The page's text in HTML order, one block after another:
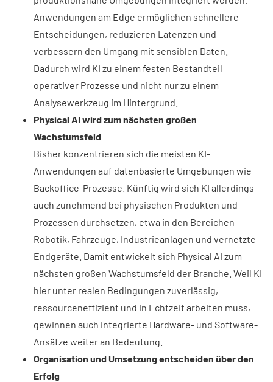
Anwendungen am Edge ermöglichen schnellere
Entscheidungen, reduzieren Latenzen und
verbessern den Umgang mit sensiblen Daten.
Dadurch wird KI zu einem festen Bestandteil
operativer Prozesse und nicht nur zu einem
Analysewerkzeug im Hintergrund.
Physical AI wird zum nächsten großen
Wachstumsfeld
Bisher konzentrieren sich die meisten KI-
Anwendungen auf datenbasierte Umgebungen wie
Backoffice-Prozesse. Künftig wird sich KI allerdings
auch zunehmend bei physischen Produkten und
Prozessen durchsetzen, etwa in den Bereichen
Robotik, Fahrzeuge, Industrieanlagen und vernetzte
Endgeräte. Damit entwickelt sich Physical AI zum
nächsten großen Wachstumsfeld der Branche. Weil KI
hier unter realen Bedingungen zuverlässig,
ressourceneffizient und in Echtzeit arbeiten muss,
gewinnen auch integrierte Hardware- und Software-
Ansätze weiter an Bedeutung.
Organisation und Umsetzung entscheiden über den
Erfolg